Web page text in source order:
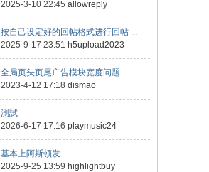
2025-3-10 22:45 allowreply
按自己设定好的回帖格式进行回帖 ...
2025-9-17 23:51 h5upload2023
全局页头页尾广告模块宽度问题 ...
2023-4-12 17:18 dismao
測試
2026-6-17 17:16 playmusic24
基本上阿斯顿发
2025-9-25 13:59 highlightbuy